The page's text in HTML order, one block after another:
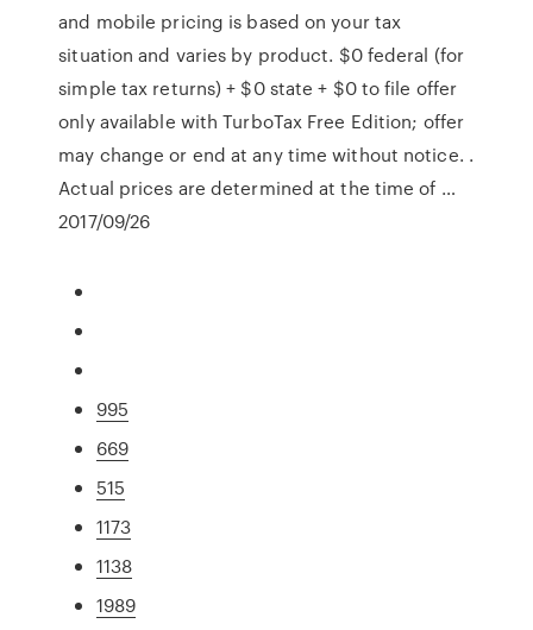
and mobile pricing is based on your tax
situation and varies by product. $0 federal (for
simple tax returns) + $0 state + $0 to file offer
only available with TurboTax Free Edition; offer
may change or end at any time without notice. .
Actual prices are determined at the time of …
2017/09/26
995
669
515
1173
1138
1989